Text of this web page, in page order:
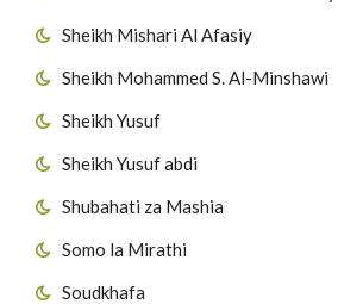
Sheikh Mishari Al Afasiy
Sheikh Mohammed S. Al-Minshawi
Sheikh Yusuf
Sheikh Yusuf abdi
Shubahati za Mashia
Somo la Mirathi
Soudkhafa